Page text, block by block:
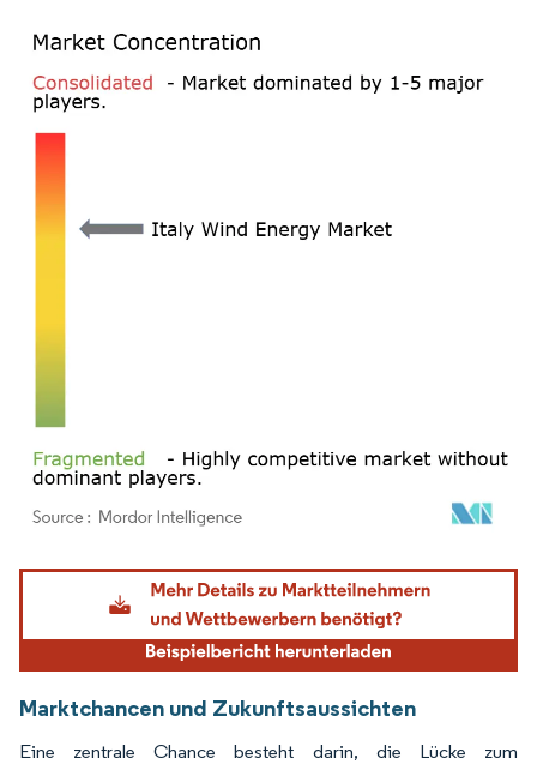
Bild © Mordor Intelligence. Wiederverwendung erfordert Namensnennung gemäß
Marktchancen und Zukunftsaussichten
Eine zentrale Chance besteht darin, die Lücke zum